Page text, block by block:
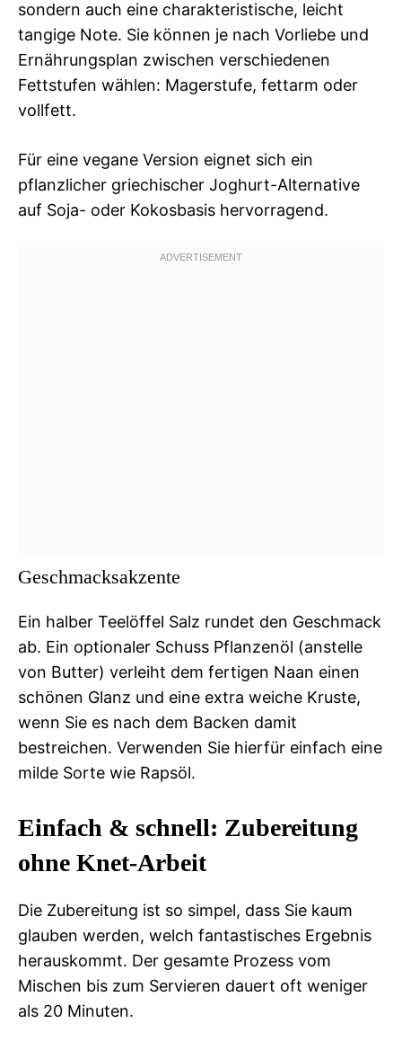
sondern auch eine charakteristische, leicht
tangige Note. Sie können je nach Vorliebe und
Ernährungsplan zwischen verschiedenen
Fettstufen wählen: Magerstufe, fettarm oder
vollfett.
Für eine vegane Version eignet sich ein
pflanzlicher griechischer Joghurt-Alternative
auf Soja- oder Kokosbasis hervorragend.
Geschmacksakzente
Ein halber Teelöffel Salz rundet den Geschmack
ab. Ein optionaler Schuss Pflanzenöl (anstelle
von Butter) verleiht dem fertigen Naan einen
schönen Glanz und eine extra weiche Kruste,
wenn Sie es nach dem Backen damit
bestreichen. Verwenden Sie hierfür einfach eine
milde Sorte wie Rapsöl.
Einfach & schnell: Zubereitung
ohne Knet-Arbeit
Die Zubereitung ist so simpel, dass Sie kaum
glauben werden, welch fantastisches Ergebnis
herauskommt. Der gesamte Prozess vom
Mischen bis zum Servieren dauert oft weniger
als 20 Minuten.